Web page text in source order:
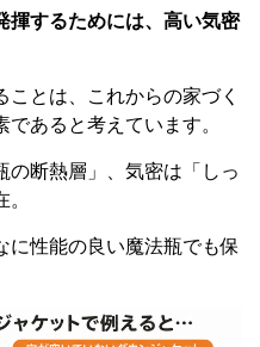
揮するためには、高い気密
とは、これからの家づく
あると考えています。
の断熱層」、気密は「しっ
に性能の良い魔法瓶でも保